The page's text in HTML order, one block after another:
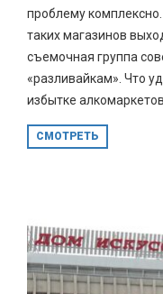
проблему
таких магазинов
съемочная группа
«разливайкам». Что
избытке алкомаркетов
СМОТРЕТЬ